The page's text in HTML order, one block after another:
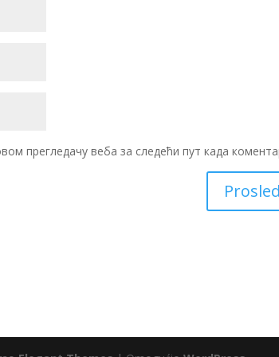
прегледачу веба за следећи пут када